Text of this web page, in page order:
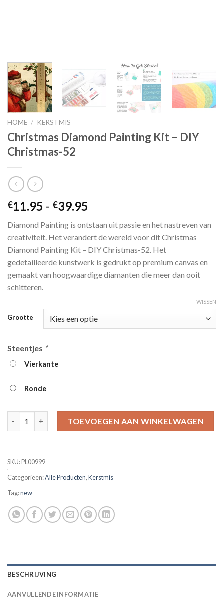
HOME / KERSTMIS
Christmas Diamond Painting Kit – DIY
Christmas-52
€11.95 - €39.95
tot
€39.95
Diamond Painting is ontstaan ​​uit passie en het nastreven van
creativiteit. Het verandert de wereld voor dit Christmas
Diamond Painting Kit – DIY Christmas-52. Het
gedetailleerde kunstwerk is gedrukt op premium canvas en
gemaakt van hoogwaardige diamanten die meer dan ooit
schitteren.
Grootte
WISSEN
Steentjes *
Vierkante
Ronde
TOEVOEGEN AAN WINKELWAGEN
SKU:PL00999
Categorieën:Alle Producten,Kerstmis
Tag:new
BESCHRIJVING
AANVULLENDE INFORMATIE